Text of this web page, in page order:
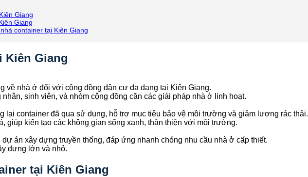
Giang
Giang
container tại Kiên Giang
Kiên Giang
về nhà ở đối với cộng đồng dân cư đa dạng tại Kiên Giang.
sinh viên, và nhóm cộng đồng cần các giải pháp nhà ở linh hoạt.
lại container đã qua sử dụng, hỗ trợ mục tiêu bảo vệ môi trường và giảm lượng rác thải.
giúp kiến tạo các không gian sống xanh, thân thiện với môi trường.
án xây dựng truyền thống, đáp ứng nhanh chóng nhu cầu nhà ở cấp thiết.
dựng lớn và nhỏ.
tại Kiên Giang